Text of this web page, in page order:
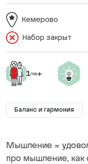
Набор закрыт
Кемерово
Баланс и гармония
Мышление =
про мышление, как